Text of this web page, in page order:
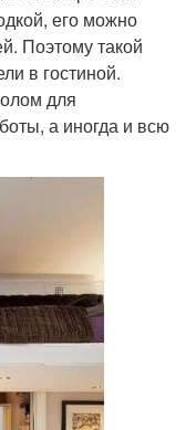
его можно
Поэтому такой
в гостиной.
для
а иногда и всю